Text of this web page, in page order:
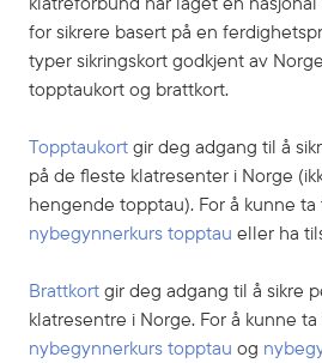
for sikrere basert på en
typer sikringskort godkjent av
topptaukort og brattkort.
Topptaukort gir deg adgang til å
på de fleste klatresenter i Norge
hengende topptau). For å kunne
nybegynnerkurs topptau eller ha
Brattkort gir deg adgang til å sikre
klatresentre i Norge. For å kunne
nybegynnerkurs topptau og